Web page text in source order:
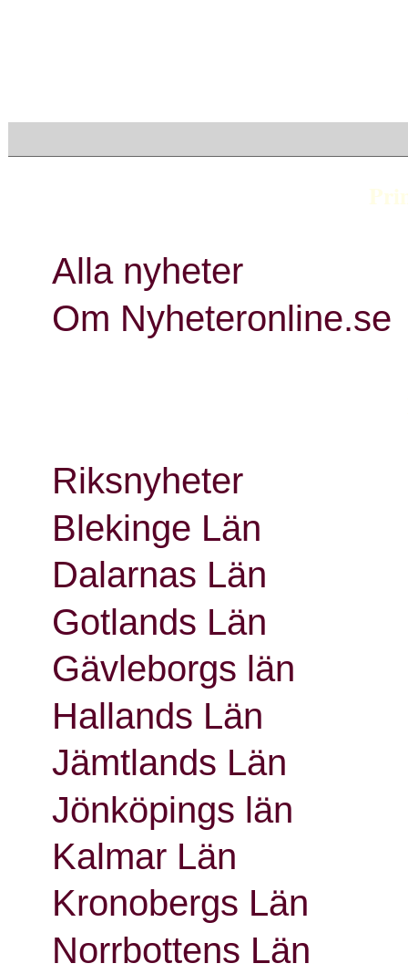
Visa endast rubriker
Alla nyheter
Om Nyheteronline.se
Riksnyheter
Blekinge Län
Dalarnas Län
Gotlands Län
Gävleborgs län
Hallands Län
Jämtlands Län
Jönköpings län
Kalmar Län
Kronobergs Län
Norrbottens Län